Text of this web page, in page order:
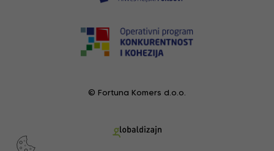
© Fortuna Komers d.o.o.